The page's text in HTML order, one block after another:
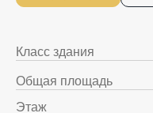
Класс здания
Общая площадь
Этаж